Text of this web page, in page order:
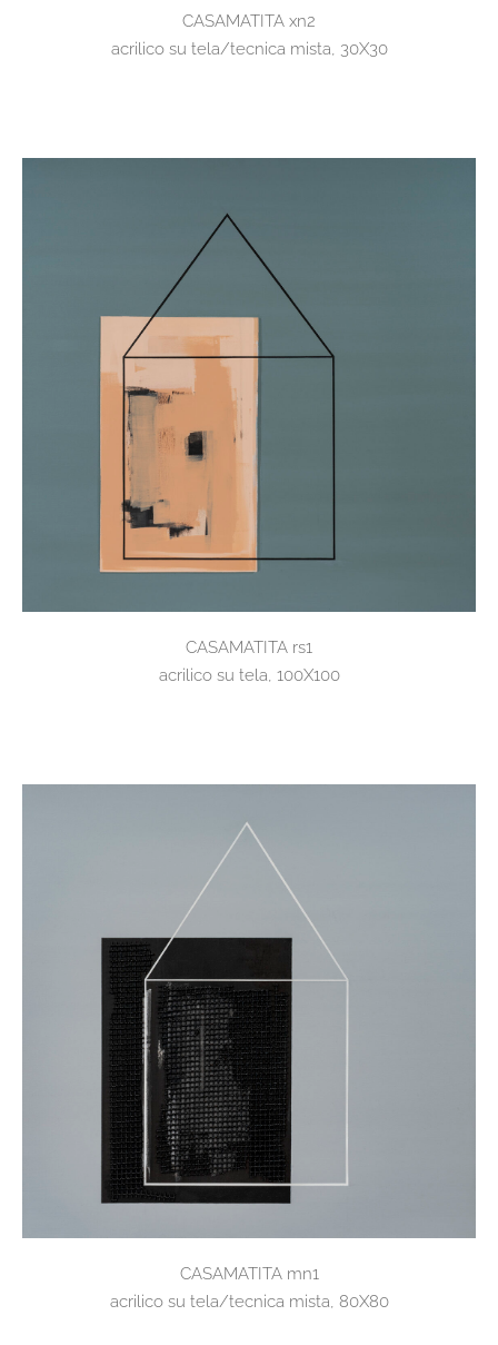
CASAMATITA xn2
acrilico su tela/tecnica mista, 30X30
CASAMATITA rs1
acrilico su tela, 100X100
CASAMATITA mn1
acrilico su tela/tecnica mista, 80X80